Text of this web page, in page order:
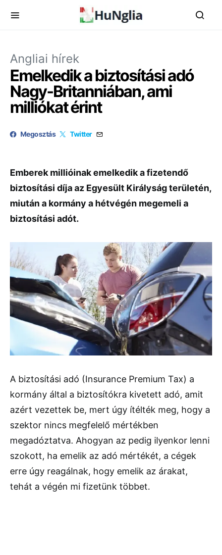
Angliai hírek
Emelkedik a biztosítási adó
Nagy-Britanniában, ami
milliókat érint
Megosztás Twitter
Emberek millióinak emelkedik a fizetendő
biztosítási díja az Egyesült Királyság területén,
miután a kormány a hétvégén megemeli a
biztosítási adót.
A biztosítási adó (Insurance Premium Tax) a
kormány által a biztosítókra kivetett adó, amit
azért vezettek be, mert úgy ítélték meg, hogy a
szektor nincs megfelelő mértékben
megadóztatva. Ahogyan az pedig ilyenkor lenni
szokott, ha emelik az adó mértékét, a cégek
erre úgy reagálnak, hogy emelik az árakat,
tehát a végén mi fizetünk többet.